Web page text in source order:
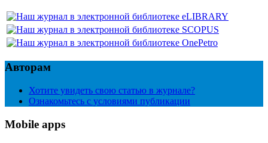
Авторам
Хотите увидеть свою статью в журнале?
Ознакомьтесь с условиями публикации
Mobile apps